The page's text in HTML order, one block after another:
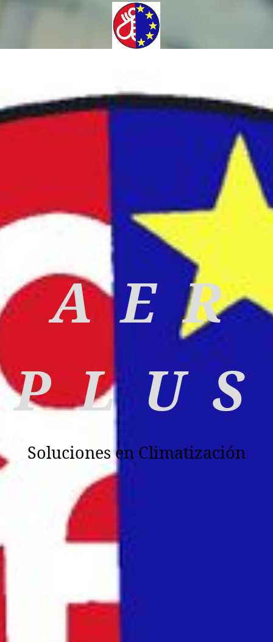
A E R
P L U S
Soluciones en Climatización